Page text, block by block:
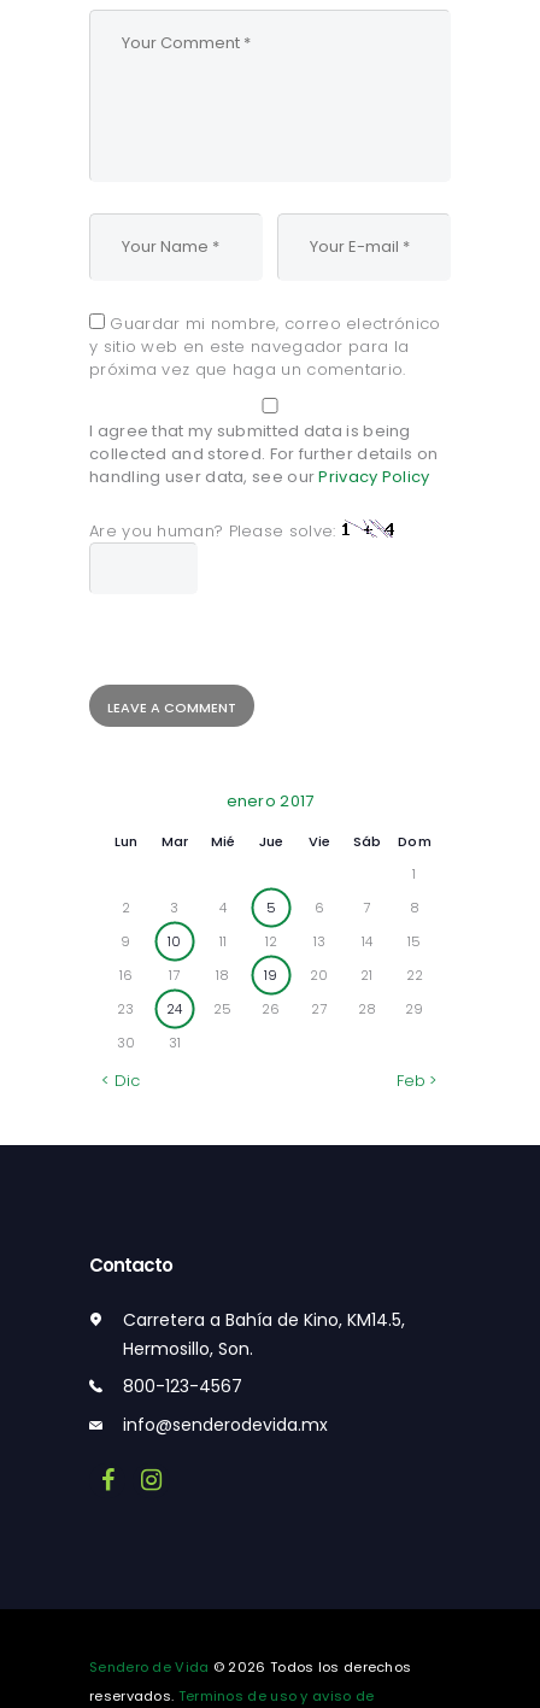
Guardar mi nombre, correo electrónico
y sitio web en este navegador para la
próxima vez que haga un comentario.
I agree that my submitted data is being
collected and stored. For further details on
handling user data, see ourPrivacy Policy
Are you human? Please solve:
enero 2017
Lun Mar Mié Jue Vie Sáb
Dom
1
2
3 4 5 6 7
8
9
10 11 12 13 14
15
16
17 18 19 20 21
22
23
24 25 26 27 28
29
30
31
« Dic Feb »
Contacto
Carretera a Bahía de Kino, KM14.5,
Hermosillo, Son.
800-123-4567
info@senderodevida.mx
Sendero de Vida © 2026 Todos los derechos
reservados. Terminos de uso y aviso de